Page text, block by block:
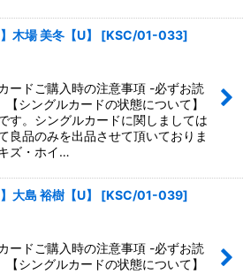
木場 美冬【U】 [KSC/01-033]
ードご購入時の注意事項 -必ずお読
シングルカードの状態について】
す。シングルカードに関しましては
良品のみを出品させて頂いておりま
ズ・ホイ…
大島 裕樹【U】 [KSC/01-039]
ードご購入時の注意事項 -必ずお読
シングルカードの状態について】